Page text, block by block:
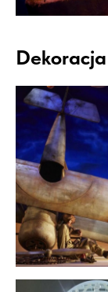
Dekoracja